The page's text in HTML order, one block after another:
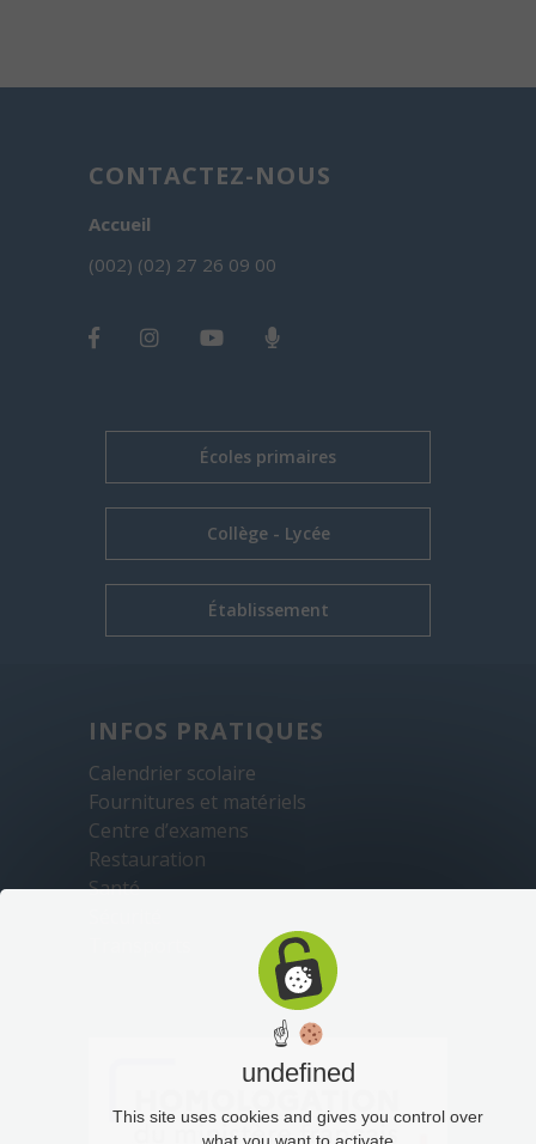
CONTACTEZ-NOUS
Accueil
(002) (02) 27 26 09 00
Écoles primaires
Collège - Lycée
Établissement
INFOS PRATIQUES
Calendrier scolaire
Fournitures et matériels
Centre d’examens
Restauration
Santé
☝
undefined
This site uses cookies and gives you control over